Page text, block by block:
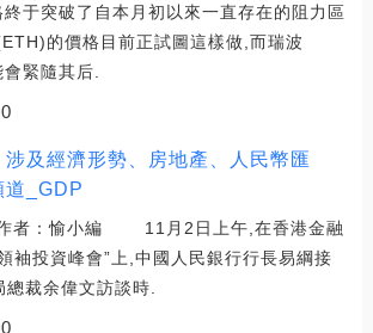
于突破了自本月初以來一直存在的阻力區
的價格目前正試圖這樣做,而瑞波
緊隨其后.
及經濟形勢、房地產、人民幣匯
_GDP
作者：愉小編 11月2日上午,在香港金融
袖投資峰會”上,中國人民銀行行長易綱接
裁余偉文訪談時.